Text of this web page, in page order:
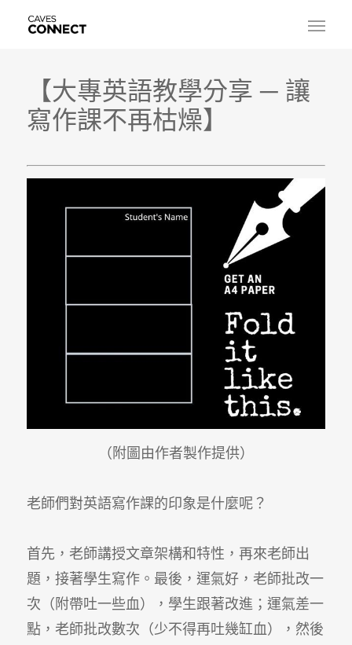
【大專英語教學分享 ─ 讓
寫作課不再枯燥】
（附圖由作者製作提供）
老師們對英語寫作課的印象是什麼呢？
首先，老師講授文章架構和特性，再來老師出
題，接著學生寫作。最後，運氣好，老師批改一
次（附帶吐一些血），學生跟著改進；運氣差一
點，老師批改數次（少不得再吐幾缸血），然後